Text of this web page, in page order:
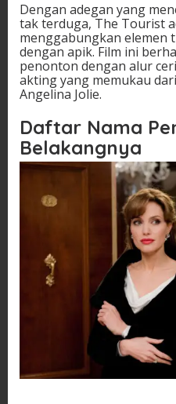
Dengan adegan yang
tak terduga, The Tourist
menggabungkan elemen
dengan apik. Film ini
penonton dengan alur
akting yang memukau
Angelina Jolie.
Daftar Nama
Belakangnya